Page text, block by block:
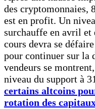
des cryptomonnaies,
est en profit. Un
surchauffe en avril
cours devra se
pour continuer sur la
vendeurs se
niveau du support à
certains altcoins
rotation des